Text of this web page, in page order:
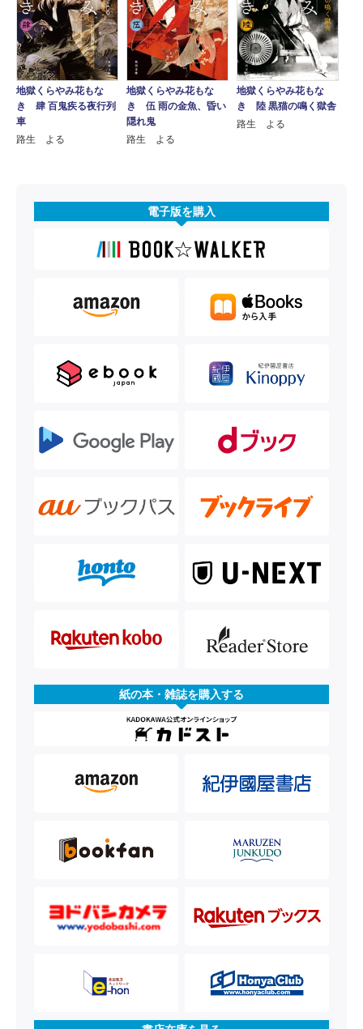
地獄くらやみ花もな
き 肆 百鬼疾る夜行列
車
路生 よる
地獄くらやみ花もな
き 伍 雨の金魚、昏い
隠れ鬼
路生 よる
地獄くらやみ花もな
き 陸 黒猫の鳴く獄舎
路生 よる
電子版を購入
紙の本・雑誌を購入する